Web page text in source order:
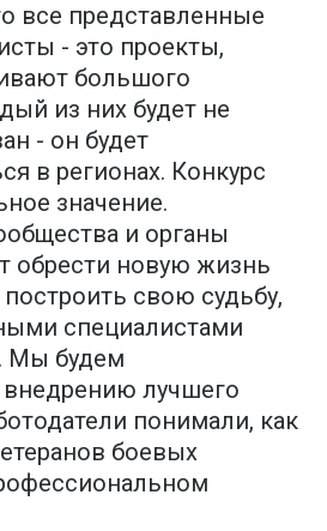
все представленные
- это проекты,
большого
из них будет не
- он будет
в регионах. Конкурс
значение.
и органы
обрести новую жизнь
свою судьбу,
специалистами
Мы будем
внедрению лучшего
понимали, как
боевых